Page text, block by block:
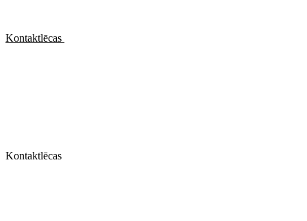
Kontaktlēcas
Kontaktlēcas